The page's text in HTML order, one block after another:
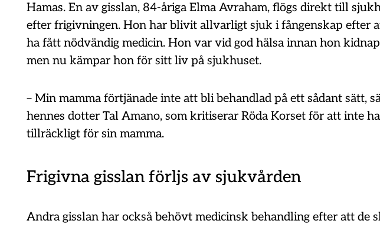
Hamas. En av gisslan, 84-åriga Elma Avraham, flögs direkt till
efter frigivningen. Hon har blivit allvarligt sjuk i fångenskap efter
ha fått nödvändig medicin. Hon var vid god hälsa innan hon
men nu kämpar hon för sitt liv på sjukhuset.
– Min mamma förtjänade inte att bli behandlad på ett sådant sätt,
hennes dotter Tal Amano, som kritiserar Röda Korset för att inte
tillräckligt för sin mamma.
Frigivna gisslan förljs av sjukvården
Andra gisslan har också behövt medicinsk behandling efter att de